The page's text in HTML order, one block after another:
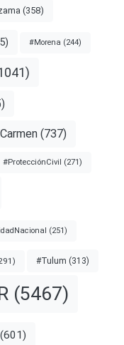
(358)
#Morena (244)
(737)
#ProtecciónCivil (271)
(251)
#Tulum (313)
(5467)
(601)